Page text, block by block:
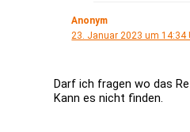
Anonym
23. Januar 2023 um 14:34
Darf ich fragen wo das
Kann es nicht finden.